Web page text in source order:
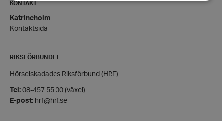
KONTAKT
Katrineholm
Kontaktsida
RIKSFÖRBUNDET
Hörselskadades Riksförbund (HRF)
Tel: 08-457 55 00 (växel)
E-post: hrf@hrf.se
Strikt nödvändigt
Strikt nödvändiga kakor tillåter
och kontohantering. Webbplatsen kan inte
användas ordentligt utan strikt nödvändiga cookies.
Namn